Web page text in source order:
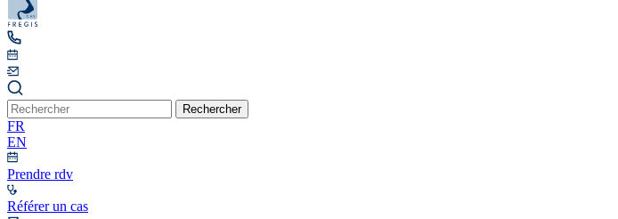
Rechercher
FR
EN
Prendre rdv
Référer un cas